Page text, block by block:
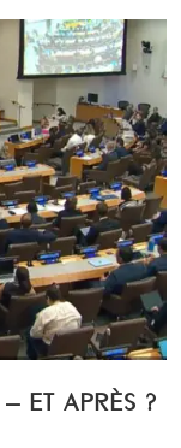
ET APRÈS ?